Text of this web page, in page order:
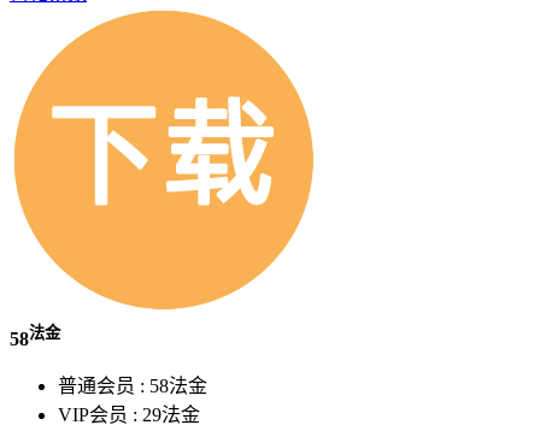
58法金
普通会员 : 58法金
VIP会员 : 29法金